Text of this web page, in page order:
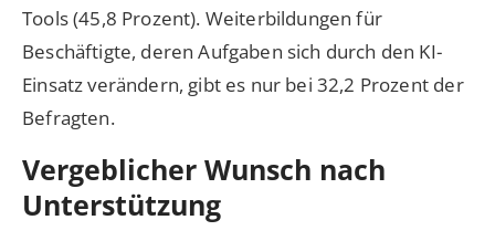
Tools (45,8 Prozent). Weiterbildungen für
Beschäftigte, deren Aufgaben sich durch den KI-
Einsatz verändern, gibt es nur bei 32,2 Prozent der
Befragten.
Vergeblicher Wunsch nach
Unterstützung